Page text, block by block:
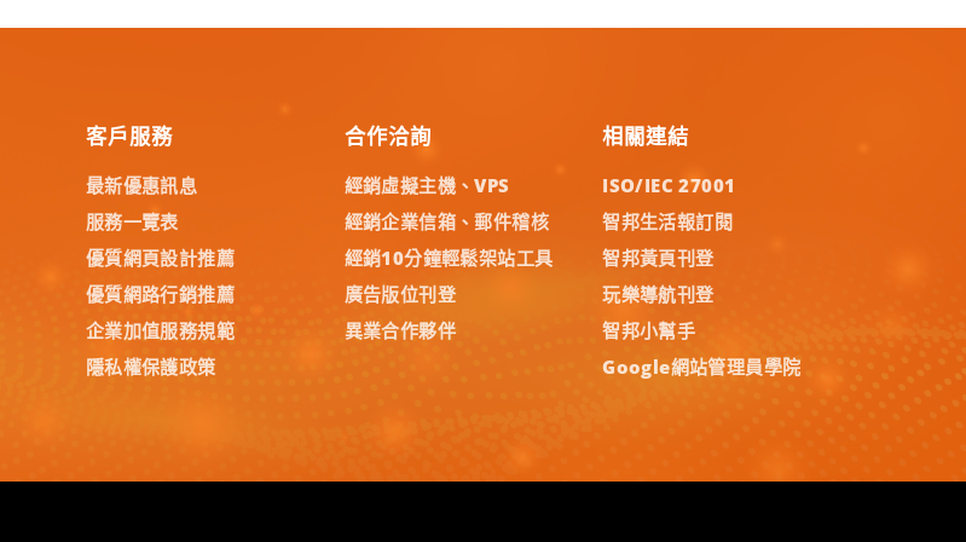
客戶服務
最新優惠訊息
服務一覽表
優質網頁設計推薦
優質網路行銷推薦
企業加值服務規範
隱私權保護政策
合作洽詢
經銷虛擬主機、VPS
經銷企業信箱、郵件稽核
經銷10分鐘輕鬆架站工具
廣告版位刊登
異業合作夥伴
相關連結
ISO/IEC 27001
智邦生活報訂閱
智邦黃頁刊登
玩樂導航刊登
智邦小幫手
Google網站管理員學院